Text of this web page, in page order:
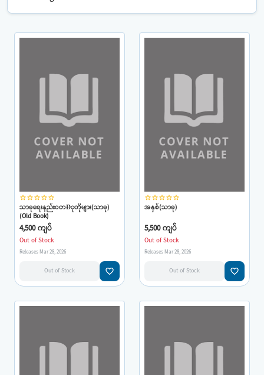
star_borderstar_borderstar_borderstar_borderstar_border
သာဓုရေးနည်းဝတÐုတိုများ(သာဓု)
(Old Book)
4,500 ကျပ်
Out of Stock
Releases Mar 28, 2026
Out of Stock favorite_border
star_borderstar_borderstar_borderstar_borderstar_border
အနှစ်(သာဓု)
5,500 ကျပ်
Out of Stock
Releases Mar 28, 2026
Out of Stock favorite_border